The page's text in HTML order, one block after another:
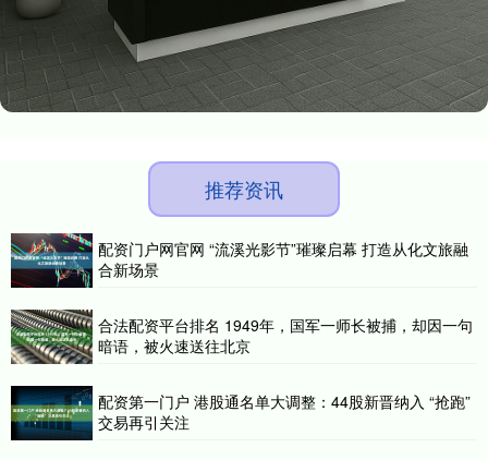
推荐资讯
配资门户网官网 “流溪光影节”璀璨启幕 打造从化文旅融
合新场景
合法配资平台排名 1949年，国军一师长被捕，却因一句
暗语，被火速送往北京
配资第一门户 港股通名单大调整：44股新晋纳入 “抢跑”
交易再引关注